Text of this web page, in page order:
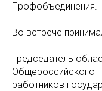
Профобъединения.
Во встрече
председатель
Общероссийского
работников